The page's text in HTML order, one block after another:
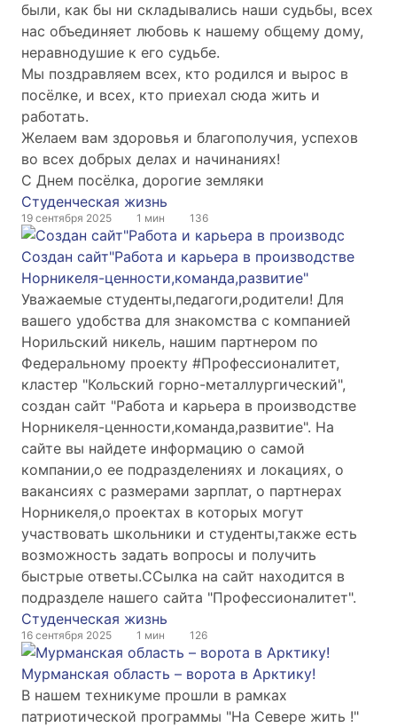
были, как бы ни складывались наши судьбы, всех
нас объединяет любовь к нашему общему дому,
неравнодушие к его судьбе.
Мы поздравляем всех, кто родился и вырос в
посёлке, и всех, кто приехал сюда жить и
работать.
Желаем вам здоровья и благополучия, успехов
во всех добрых делах и начинаниях!
С Днем посёлка, дорогие земляки
Студенческая жизнь
19 сентября 2025 1 мин 136
Создан сайт"Работа и карьера в производстве
Норникеля-ценности,команда,развитие"
Уважаемые студенты,педагоги,родители! Для
вашего удобства для знакомства с компанией
Норильский никель, нашим партнером по
Федеральному проекту #Профессионалитет,
кластер "Кольский горно-металлургический",
создан сайт "Работа и карьера в производстве
Норникеля-ценности,команда,развитие". На
сайте вы найдете информацию о самой
компании,о ее подразделениях и локациях, о
вакансиях с размерами зарплат, о партнерах
Норникеля,о проектах в которых могут
участвовать школьники и студенты,также есть
возможность задать вопросы и получить
быстрые ответы.ССылка на сайт находится в
подразделе нашего сайта "Профессионалитет".
Студенческая жизнь
16 сентября 2025 1 мин 126
Мурманская область – ворота в Арктику!
В нашем техникуме прошли в рамках
патриотической программы "На Севере жить !"